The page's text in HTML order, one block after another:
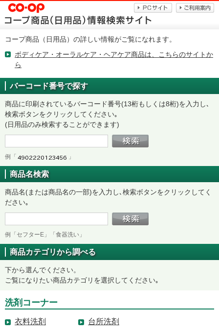
コープ商品（日用品）の詳しい情報がご覧になれます。
ボディケア・オーラルケア・ヘアケア商品は、こちらのサイトか
ら
バーコード番号で探す
商品に印刷されているバーコード番号(13桁もしくは8桁)を入力し､
検索ボタンをクリックしてください｡
(日用品のみ検索することができます)
例「 」
商品名検索
商品名(または商品名の一部)を入力し､検索ボタンをクリックしてく
ださい｡
例「セフターE」「食器洗い」
商品カテゴリから調べる
下から選んでください。
ご覧になりたい商品カテゴリを選択してください｡
洗剤コーナー
衣料洗剤 台所洗剤